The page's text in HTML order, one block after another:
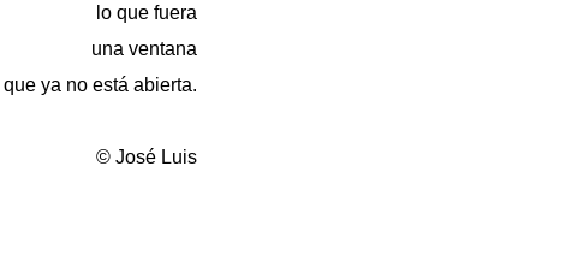
lo que fuera
una ventana
que ya no está abierta.
© José Luis